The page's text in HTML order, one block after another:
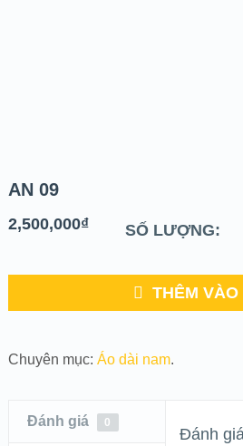
AN 09
2,500,000₫ SỐ LƯỢNG:
THÊM VÀO
Chuyên mục: Áo dài nam.
Đánh giá 0
Đánh